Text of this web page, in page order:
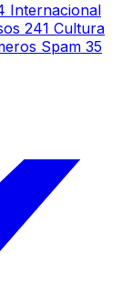
Internacional
241 Cultura
Spam 35